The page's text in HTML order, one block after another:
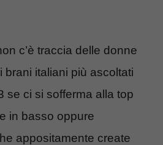
c’è traccia delle donne
brani italiani più ascoltati
se ci si sofferma alla top
in basso oppure
appositamente create